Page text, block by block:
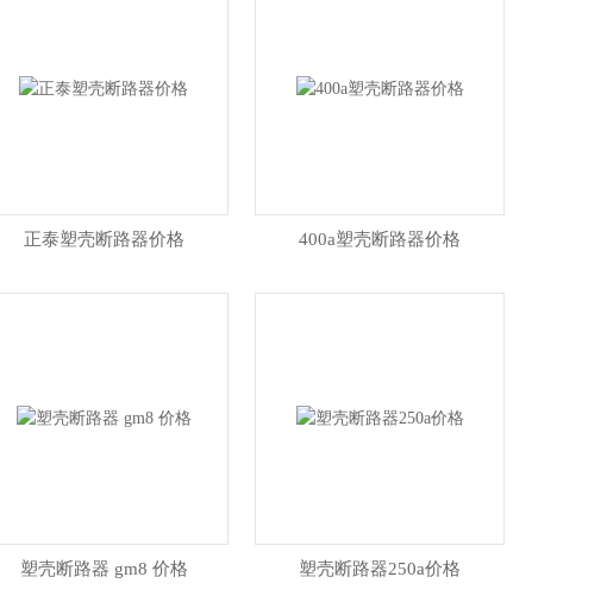
正泰塑壳断路器价格 400a塑壳断路器价格
塑壳断路器 gm8 价格 塑壳断路器250a价格